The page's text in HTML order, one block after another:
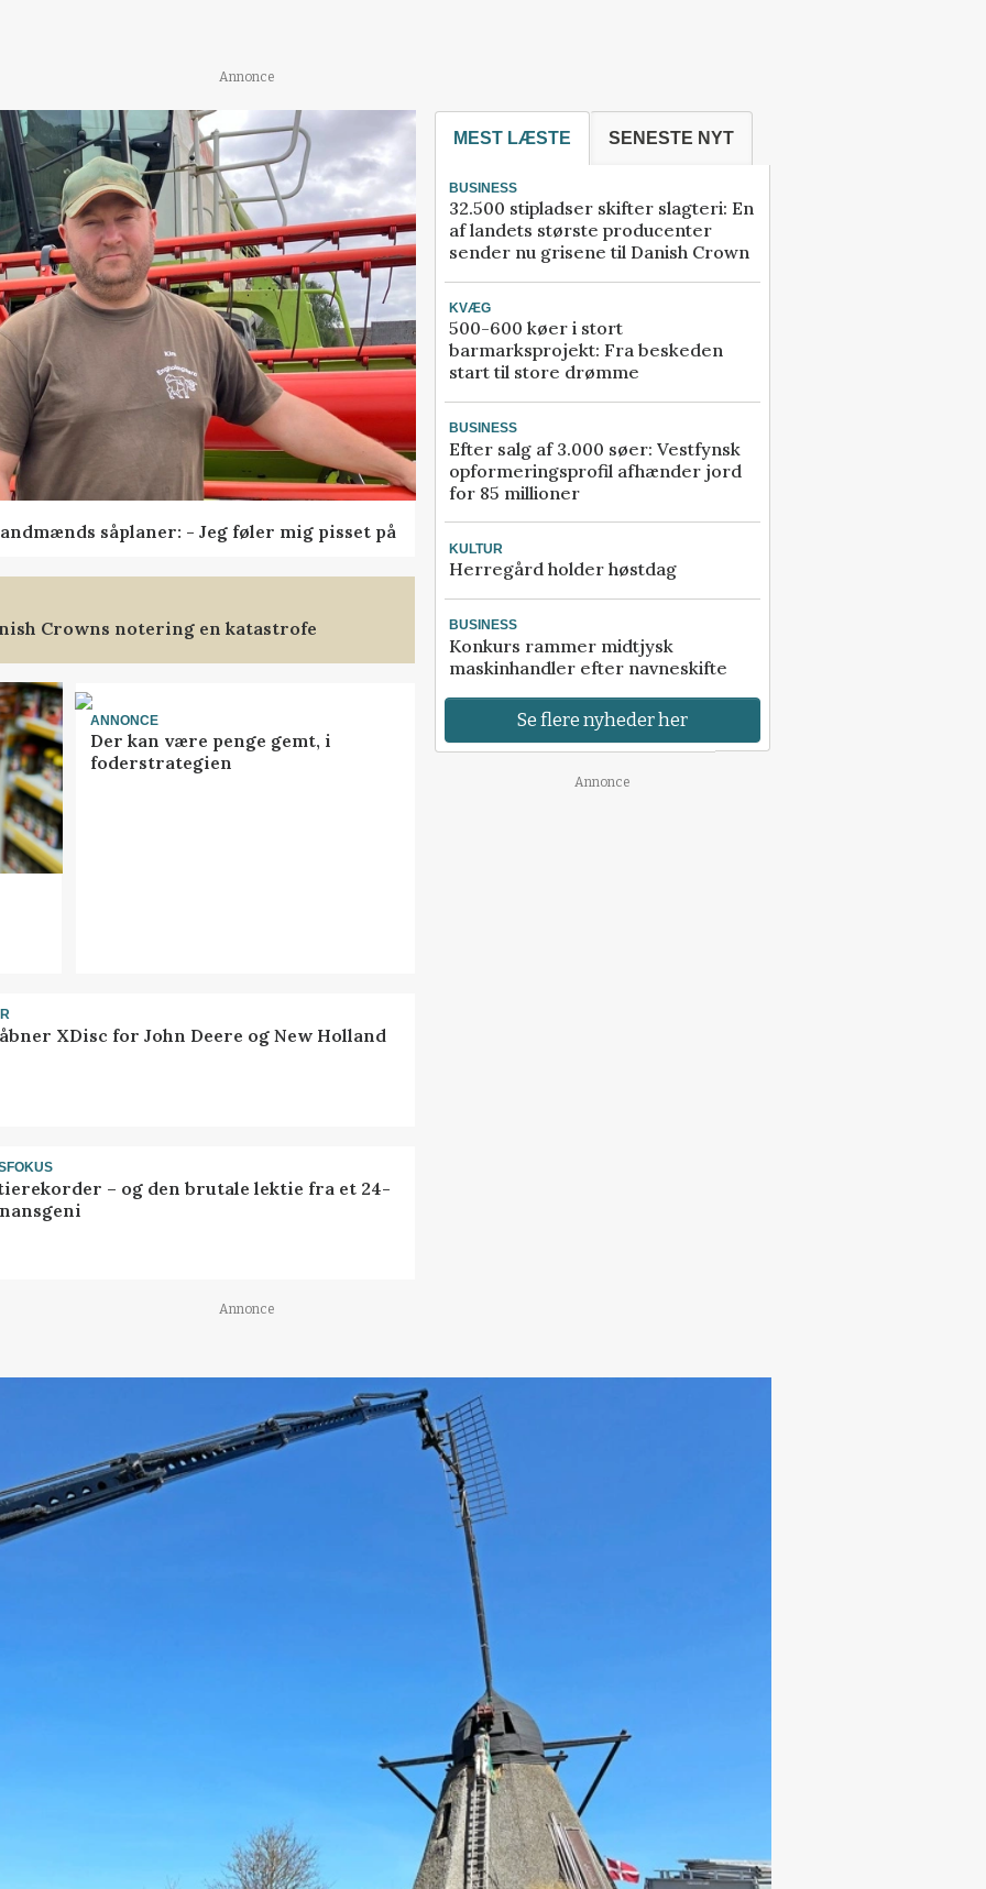
Annonce
såplaner: - Jeg føler mig pisset på
Crowns notering en katastrofe
ANNONCE
Der kan være penge gemt, i
foderstrategien
XDisc for John Deere og New Holland
– og den brutale lektie fra et 24-
MEST LÆSTE SENESTE NYT
BUSINESS
32.500 stipladser skifter slagteri: En
af landets største producenter
sender nu grisene til Danish Crown
KVÆG
500-600 køer i stort
barmarksprojekt: Fra beskeden
start til store drømme
BUSINESS
Efter salg af 3.000 søer: Vestfynsk
opformeringsprofil afhænder jord
for 85 millioner
KULTUR
Herregård holder høstdag
BUSINESS
Konkurs rammer midtjysk
maskinhandler efter navneskifte
Se flere nyheder her
Annonce
Annonce